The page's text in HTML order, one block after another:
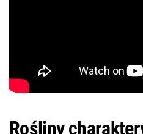
Rośliny